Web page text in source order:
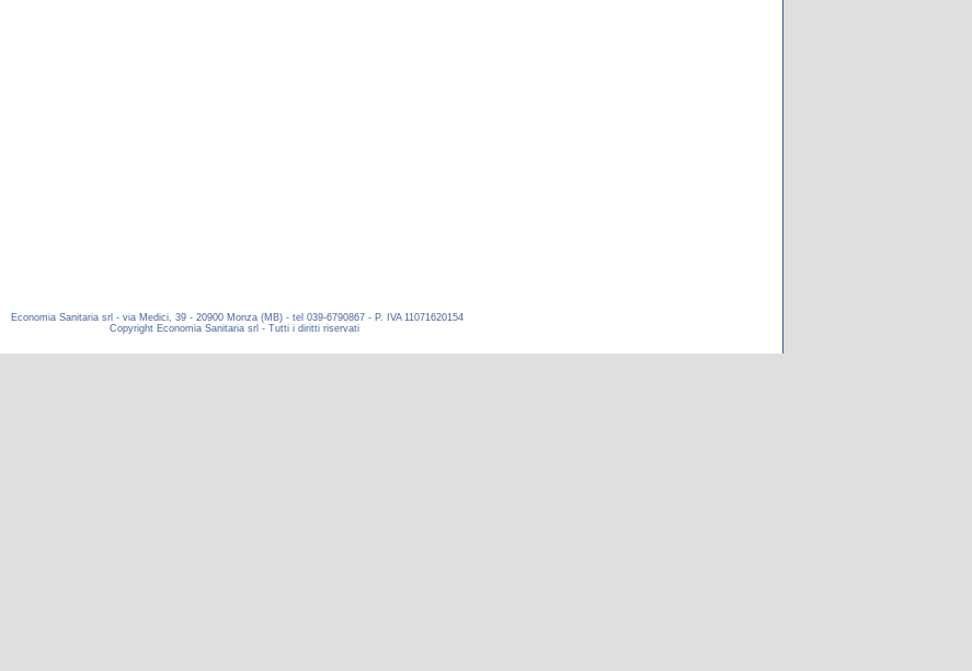
Economia Sanitaria srl - via Medici, 39 - 20900 Monza (MB) - tel 039-6790867 - P. IVA 11071620154
Copyright Economia Sanitaria srl - Tutti i diritti riservati